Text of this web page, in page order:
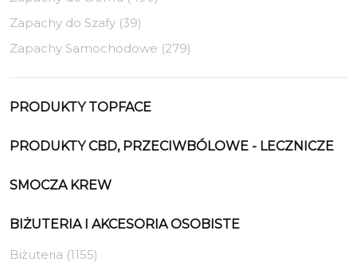
Zapachy do Szafy (39)
Zapachy Samochodowe (279)
PRODUKTY TOPFACE
PRODUKTY CBD, PRZECIWBÓLOWE - LECZNICZE
SMOCZA KREW
BIŻUTERIA I AKCESORIA OSOBISTE
Biżuteria (1155)